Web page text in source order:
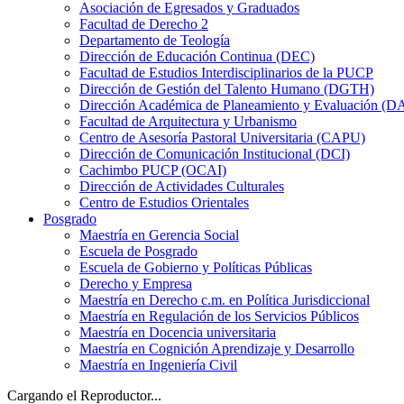
Asociación de Egresados y Graduados
Facultad de Derecho 2
Departamento de Teología
Dirección de Educación Continua (DEC)
Facultad de Estudios Interdisciplinarios de la PUCP
Dirección de Gestión del Talento Humano (DGTH)
Dirección Académica de Planeamiento y Evaluación
Facultad de Arquitectura y Urbanismo
Centro de Asesoría Pastoral Universitaria (CAPU)
Dirección de Comunicación Institucional (DCI)
Cachimbo PUCP (OCAI)
Dirección de Actividades Culturales
Centro de Estudios Orientales
Posgrado
Maestría en Gerencia Social
Escuela de Posgrado
Escuela de Gobierno y Políticas Públicas
Derecho y Empresa
Maestría en Derecho c.m. en Política Jurisdiccional
Maestría en Regulación de los Servicios Públicos
Maestría en Docencia universitaria
Maestría en Cognición Aprendizaje y Desarrollo
Maestría en Ingeniería Civil
Cargando el Reproductor...